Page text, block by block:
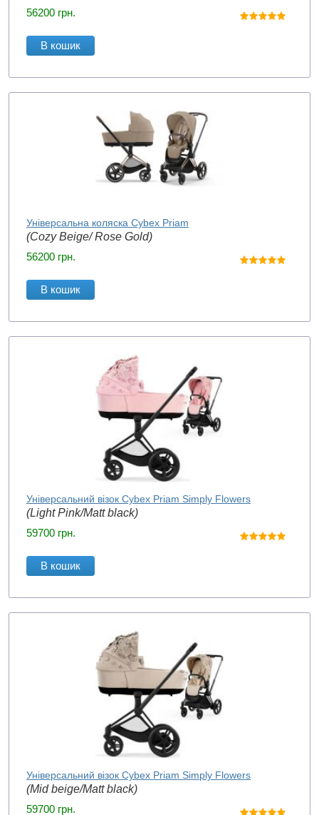
56200 грн.
В кошик
Універсальна коляска Cybex Priam
(Cozy Beige/ Rose Gold)
56200 грн.
В кошик
Універсальний візок Cybex Priam Simply Flowers
(Light Pink/Matt black)
59700 грн.
В кошик
Універсальний візок Cybex Priam Simply Flowers
(Mid beige/Matt black)
59700 грн.